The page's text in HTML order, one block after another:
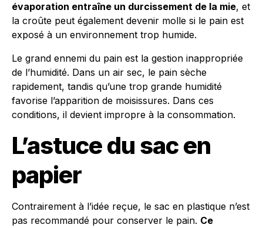
évaporation entraîne un durcissement de la mie, et
la croûte peut également devenir molle si le pain est
exposé à un environnement trop humide.
Le grand ennemi du pain est la gestion inappropriée
de l’humidité. Dans un air sec, le pain sèche
rapidement, tandis qu’une trop grande humidité
favorise l’apparition de moisissures. Dans ces
conditions, il devient impropre à la consommation.
L’astuce du sac en
papier
Contrairement à l’idée reçue, le sac en plastique n’est
pas recommandé pour conserver le pain. Ce